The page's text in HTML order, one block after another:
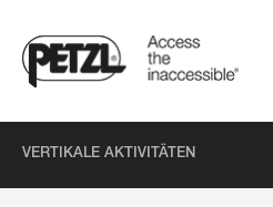
VERTIKALE AKTIVITÄTEN